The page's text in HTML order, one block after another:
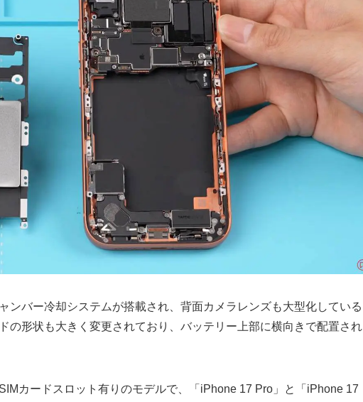
ンバー冷却システムが搭載され、背面カメラレンズも大型化している
の形状も大きく変更されており、バッテリー上部に横向きで配置され
カードスロット有りのモデルで、「iPhone 17 Pro」と「iPhone 17